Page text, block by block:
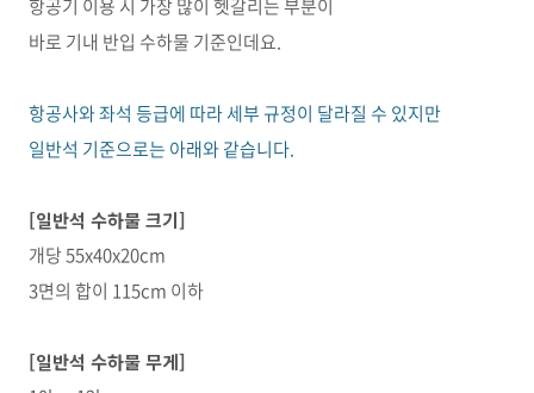
항공기 이용 시 가장 많이 헷갈리는 부분이
바로 기내 반입 수하물 기준인데요.
항공사와 좌석 등급에 따라 세부 규정이 달라질 수 있지만
일반석 기준으로는 아래와 같습니다.
[일반석 수하물 크기]
개당 55x40x20cm
3면의 합이 115cm 이하
[일반석 수하물 무게]